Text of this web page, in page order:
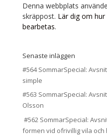
Denna webbplats
skräppost. Lär dig om
bearbetas.
Senaste inläggen
#564 SommarSpecial:
simple
#563 SommarSpecial:
Olsson
#562 SommarSpecial:
formen vid ofrivillig vila